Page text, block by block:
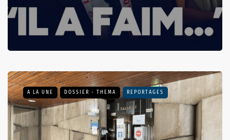
A LA UNE DOSSIER - THEMA REPORTAGES